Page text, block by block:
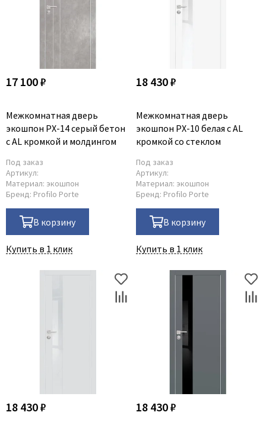
17 100 ₽
Межкомнатная дверь
экошпон PX-14 серый бетон
с AL кромкой и молдингом
Под заказ
Артикул:
Материал: экошпон
Бренд: Profilo Porte
В корзину
Купить в 1 клик
18 430 ₽
Межкомнатная дверь
экошпон PX-10 белая с AL
кромкой со стеклом
Под заказ
Артикул:
Материал: экошпон
Бренд: Profilo Porte
В корзину
Купить в 1 клик
18 430 ₽ 18 430 ₽